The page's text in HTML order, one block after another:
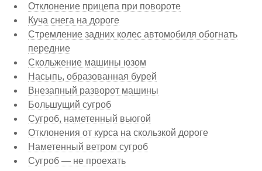
Отклонение прицепа при повороте
Куча снега на дороге
Стремление задних колес автомобиля обогнать
передние
Скольжение машины юзом
Насыпь, образованная бурей
Внезапный разворот машины
Большущий сугроб
Сугроб, наметенный вьюгой
Отклонения от курса на скользкой дороге
Наметенный ветром сугроб
Сугроб — не проехать